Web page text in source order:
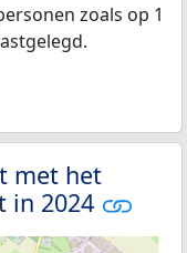
zoals op 1
met het
in 2024